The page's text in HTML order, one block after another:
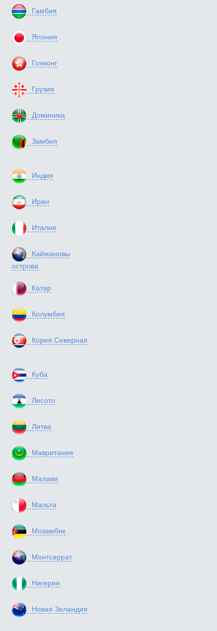
Гамбия
Япония
Гонконг
Грузия
Доминика
Замбия
Индия
Иран
Италия
Каймановы
острова
Катар
Колумбия
Корея Северная
Куба
Лесото
Литва
Мавритания
Малави
Мальта
Мозамбик
Монтсеррат
Нигерия
Новая Зеландия